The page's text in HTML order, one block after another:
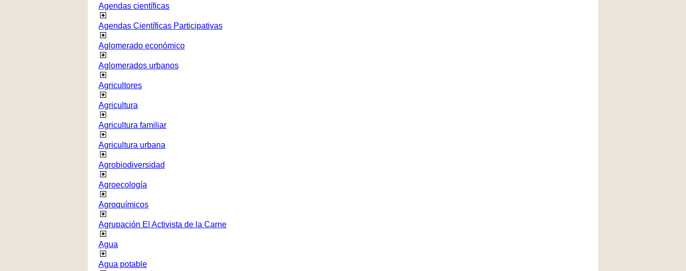
Agendas científicas
Agendas Científicas Participativas
Aglomerado económico
Aglomerados urbanos
Agricultores
Agricultura
Agricultura familiar
Agricultura urbana
Agrobiodiversidad
Agroecología
Agroquímicos
Agrupación El Activista de la Carne
Agua
Agua potable